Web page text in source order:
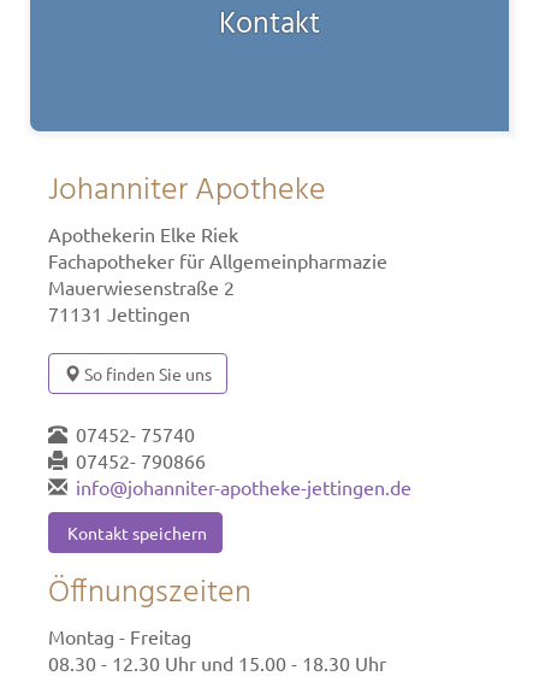
Kontakt
Johanniter Apotheke
Apothekerin Elke Riek
Fachapotheker für Allgemeinpharmazie
Mauerwiesenstraße 2
71131 Jettingen
So finden Sie uns
07452- 75740
07452- 790866
info@johanniter-apotheke-jettingen.de
Kontakt speichern
Öffnungszeiten
Montag - Freitag
08.30 - 12.30 Uhr und 15.00 - 18.30 Uhr